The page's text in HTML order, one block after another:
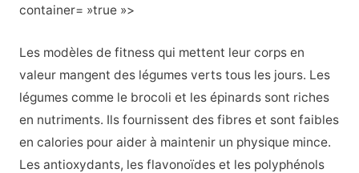
container= »true »>
Les modèles de fitness qui mettent leur corps en
valeur mangent des légumes verts tous les jours. Les
légumes comme le brocoli et les épinards sont riches
en nutriments. Ils fournissent des fibres et sont faibles
en calories pour aider à maintenir un physique mince.
Les antioxydants, les flavonoïdes et les polyphénols